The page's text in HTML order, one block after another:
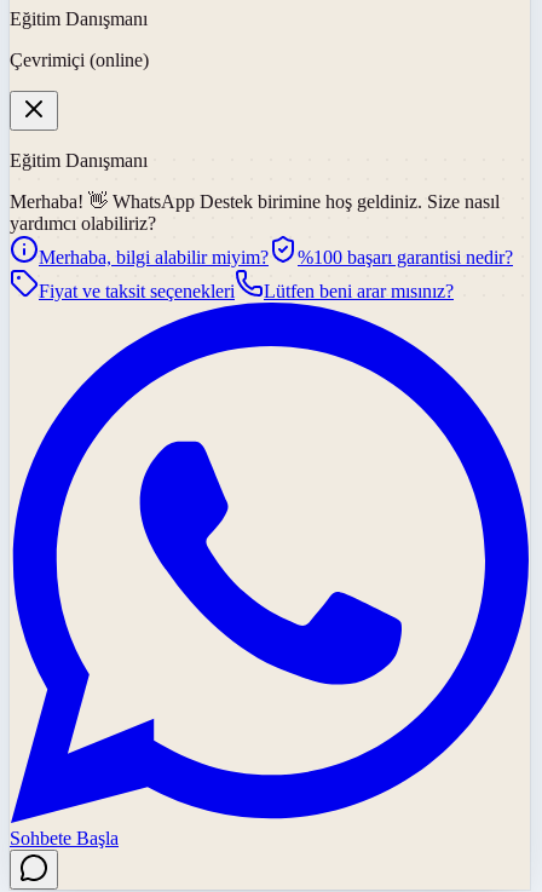
Eğitim Danışmanı
Çevrimiçi (online)
Eğitim Danışmanı
Merhaba! 👋 WhatsApp Destek birimine hoş geldiniz. Size nasıl
yardımcı olabiliriz?
Merhaba, bilgi alabilir miyim?
%100 başarı garantisi nedir?
Fiyat ve taksit seçenekleri
Lütfen beni arar mısınız?
Sohbete Başla